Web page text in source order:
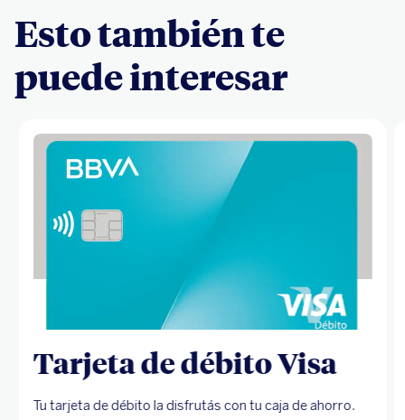
Esto también te
puede interesar
Tarjeta de débito Visa
Tu tarjeta de débito la disfrutás con tu caja de ahorro.